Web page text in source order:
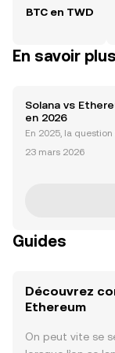
BTC en TWD
En savoir
Solana vs
en 2026
En 2025, la
vers crypto.
23 mars 2026
Guides
Découvrez
Ethereum
On peut vite se